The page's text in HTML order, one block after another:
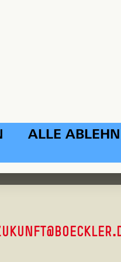
ALLE